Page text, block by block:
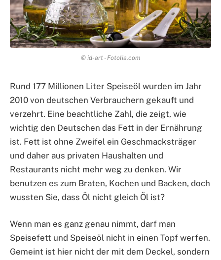
© id-art - Fotolia.com
Rund 177 Millionen Liter Speiseöl wurden im Jahr
2010 von deutschen Verbrauchern gekauft und
verzehrt. Eine beachtliche Zahl, die zeigt, wie
wichtig den Deutschen das Fett in der Ernährung
ist. Fett ist ohne Zweifel ein Geschmacksträger
und daher aus privaten Haushalten und
Restaurants nicht mehr weg zu denken. Wir
benutzen es zum Braten, Kochen und Backen, doch
wussten Sie, dass Öl nicht gleich Öl ist?
Wenn man es ganz genau nimmt, darf man
Speisefett und Speiseöl nicht in einen Topf werfen.
Gemeint ist hier nicht der mit dem Deckel, sondern